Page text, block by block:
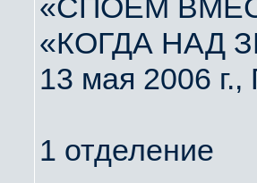
«СПОЁМ
«КОГДА НАД
13 мая 2006 г.,
1 отделение